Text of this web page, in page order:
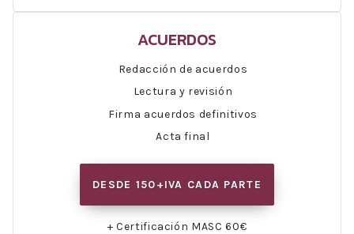
ACUERDOS
Redacción de acuerdos
Lectura y revisión
Firma acuerdos definitivos
Acta final
DESDE 150+IVA CADA PARTE
+ Certificación MASC 60€